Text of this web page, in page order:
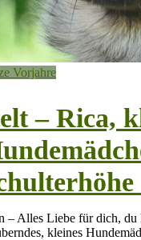
Vorjahre
– Rica,
– Alles Liebe für dich, du
kleines